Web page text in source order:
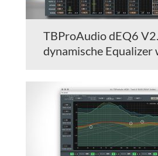
TBProAudio dEQ6
dynamische Equalizer